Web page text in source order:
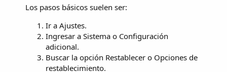
Los pasos básicos suelen ser:
Ir a Ajustes.
Ingresar a Sistema o Configuración
adicional.
Buscar la opción Restablecer o Opciones de
restablecimiento.